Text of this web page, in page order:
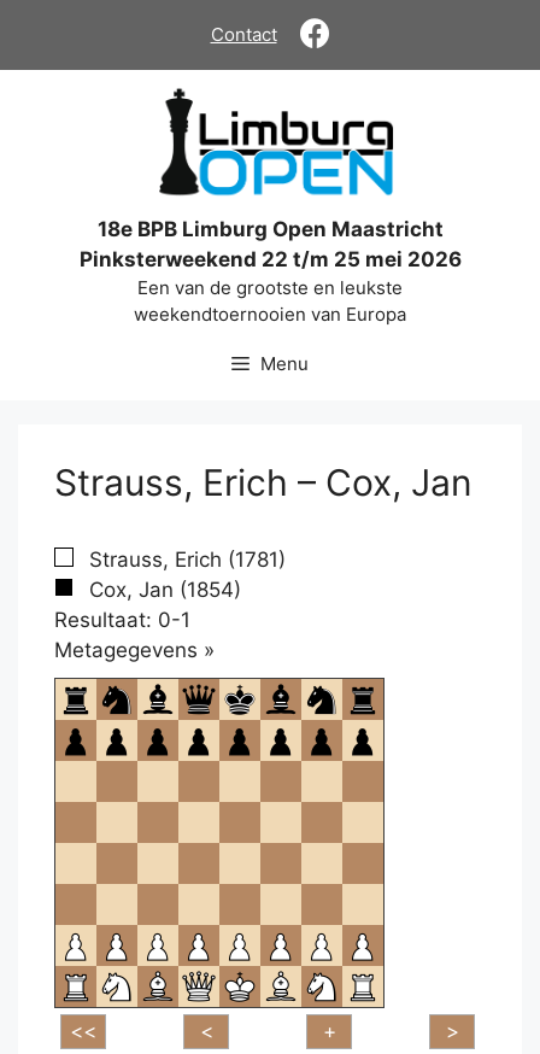
de
Contact
18e BPB Limburg Open Maastricht
Pinksterweekend 22 t/m 25 mei 2026
Een van de grootste en leukste
weekendtoernooien van Europa
Menu
Strauss, Erich – Cox, Jan
Strauss, Erich (1781)
Cox, Jan (1854)
Resultaat: 0-1
Metagegevens »
om
te
openen.